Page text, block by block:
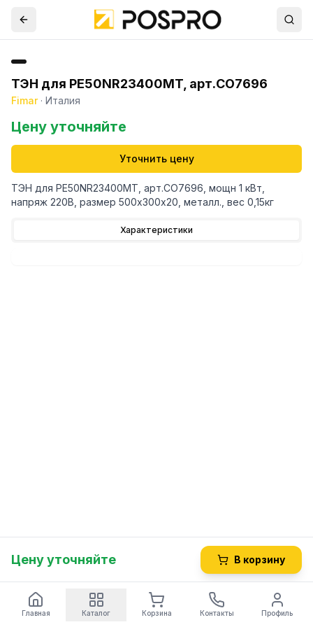
ТЭН для PE50NR23400MT, арт.CO7696
Fimar· Италия
Цену уточняйте
Уточнить цену
ТЭН для PE50NR23400MT, арт.CO7696, мощн 1 кВт,
напряж 220В, размер 500х300х20, металл., вес 0,15кг
Характеристики
Цену уточняйте В корзину
Главная Каталог Корзина Контакты Профиль